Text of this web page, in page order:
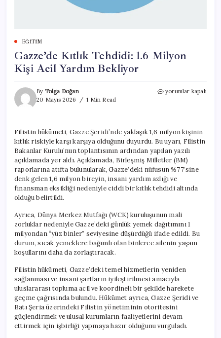
EĞITIM
Gazze’de Kıtlık Tehdidi: 1.6 Milyon
Kişi Acil Yardım Bekliyor
By Tolga Doğan
20 Mayıs 2026
1 Min Read
Gazze’de
Kişi
Acil
Yardım
Bekliyor
için
yorumlar kapalı
Filistin hükümeti, Gazze Şeridi’nde yaklaşık 1,6 milyon kişinin
kıtlık riskiyle karşı karşıya olduğunu duyurdu. Bu uyarı, Filistin
Bakanlar Kurulu’nun toplantısının ardından yapılan yazılı
açıklamada yer aldı. Açıklamada, Birleşmiş Milletler (BM)
raporlarına atıfta bulunularak, Gazze’deki nüfusun %77’sine
denk gelen 1,6 milyon bireyin, insani yardım azlığı ve
finansman eksikliği nedeniyle ciddi bir kıtlık tehdidi altında
olduğu belirtildi.
Ayrıca, Dünya Merkez Mutfağı (WCK) kuruluşunun mali
zorluklar nedeniyle Gazze’deki günlük yemek dağıtımını 1
milyondan “yüz binler” seviyesine düşürdüğü ifade edildi. Bu
durum, sıcak yemeklere bağımlı olan binlerce ailenin yaşam
koşullarını daha da zorlaştıracak.
Filistin hükümeti, Gazze’deki temel hizmetlerin yeniden
sağlanması ve insani şartların iyileştirilmesi amacıyla
uluslararası topluma acil ve koordineli bir şekilde harekete
geçme çağrısında bulundu. Hükümet ayrıca, Gazze Şeridi ve
Batı Şeria üzerindeki Filistin yönetiminin otoritesini
güçlendirmek ve ulusal kurumların faaliyetlerini devam
ettirmek için işbirliği yapmaya hazır olduğunu vurguladı.